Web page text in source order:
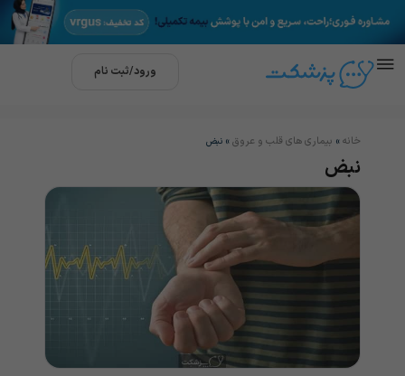
ورود/ثبت نام
خانه » بیماری های قلب و عروق » نبض
نبض